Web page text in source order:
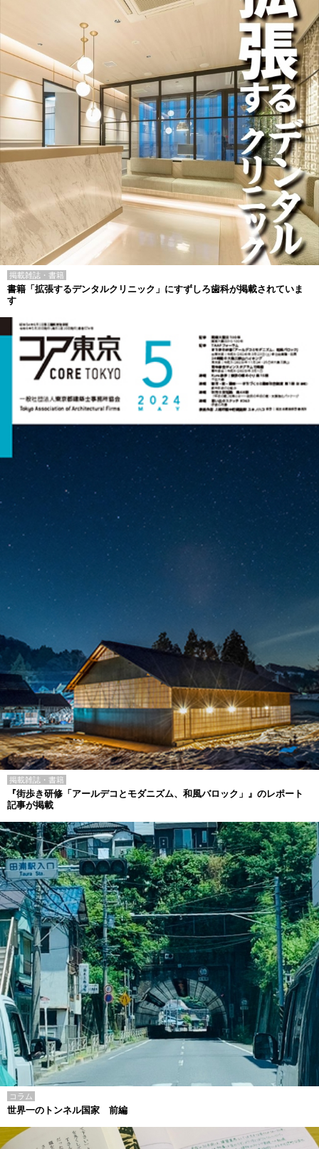
掲載雑誌・書籍
書籍「拡張するデンタルクリニック」にすずしろ歯科が掲載されていま
す
掲載雑誌・書籍
『街歩き研修「アールデコとモダニズム、和風バロック」』のレポート
記事が掲載
コラム
世界一のトンネル国家 前編